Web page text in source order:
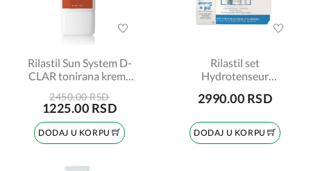
Rilastil Sun System D-
CLAR tonirana krema
2450.00 RSD
1225.00 RSD
DODAJ U KORPU
Rilastil set
Hydrotenseur
bora+emulzija za
2990.00 RSD
DODAJ U KORPU